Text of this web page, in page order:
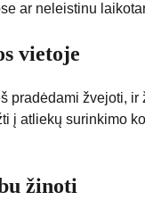
ar neleistinu
vietoje
pradėdami žvejoti,
į atliekų surinkimo
žinoti